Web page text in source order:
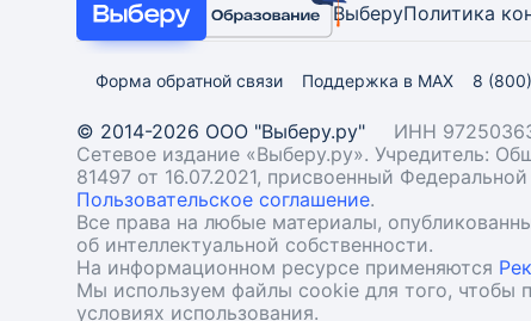
ВыберуПолитика
Форма обратной связи Поддержка в MAX 8
© 2014-2026 ООО "Выберу.ру"
ИНН
Сетевое издание «Выберу.ру». Учредитель:
81497 от 16.07.2021, присвоенный
Пользовательское соглашение.
Все права на любые материалы,
об интеллектуальной собственности.
На информационном ресурсе применяются
Мы используем файлы cookie для того, чтобы
условиях использования.